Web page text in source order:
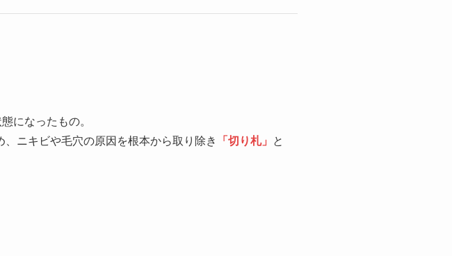
になったもの。
ニキビや毛穴の原因を根本から取り除き 「切り札」 と